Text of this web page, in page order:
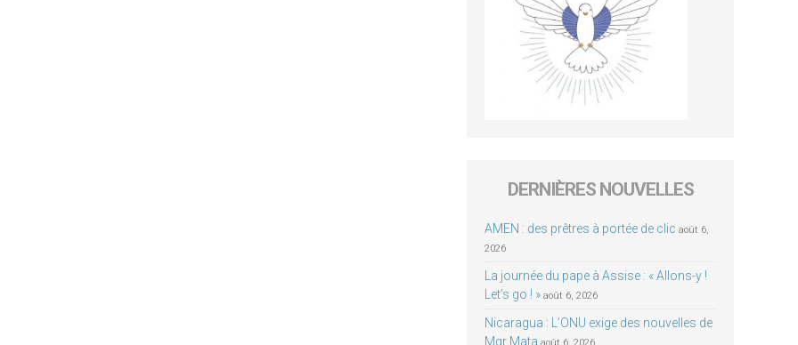
DERNIÈRES NOUVELLES
AMEN : des prêtres à portée de clic août 6,
2026
La journée du pape à Assise : « Allons-y !
Let’s go ! » août 6, 2026
Nicaragua : L’ONU exige des nouvelles de
Mgr Mata